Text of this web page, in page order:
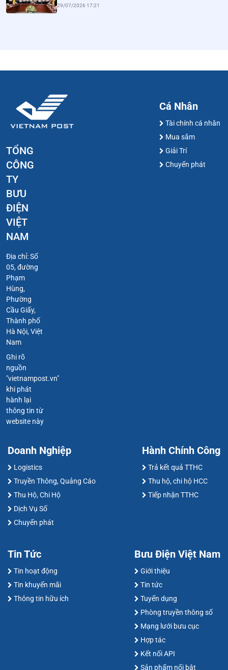
29/07/2026 17:21
TỔNG
CÔNG
TY
BƯU
ĐIỆN
VIỆT
NAM
Địa chỉ: Số
05, đường
Phạm
Hùng,
Phường
Cầu Giấy,
Thành phố
Hà Nội, Việt
Nam
Ghi rõ
nguồn
"vietnampost.vn"
khi phát
hành lại
thông tin từ
website này
Cá Nhân
Tài chính cá nhân
Mua sắm
Giải Trí
Chuyển phát
Doanh Nghiệp
Logistics
Truyền Thông, Quảng Cáo
Thu Hộ, Chi Hộ
Dịch Vụ Số
Chuyển phát
Hành Chính Công
Trả kết quả TTHC
Thu hộ, chi hộ HCC
Tiếp nhận TTHC
Tin Tức
Tin hoạt động
Tin khuyến mãi
Thông tin hữu ích
Bưu Điện Việt Nam
Giới thiệu
Tin tức
Tuyển dụng
Phòng truyền thông số
Mạng lưới bưu cục
Hợp tác
Kết nối API
Sản phẩm nổi bật